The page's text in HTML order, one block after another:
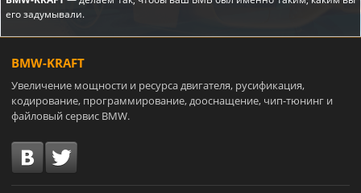
его задумывали.
BMW-KRAFT
Увеличение мощности и ресурса двигателя, русификация,
кодирование, программирование, дооснащение, чип-тюнинг и
файловый сервис BMW.